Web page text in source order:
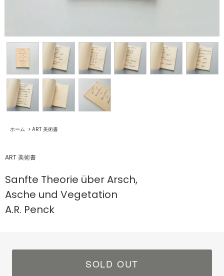
ホーム > ART 美術書
ART 美術書
Sanfte Theorie über Arsch,
Asche und Vegetation
A.R. Penck
SOLD OUT